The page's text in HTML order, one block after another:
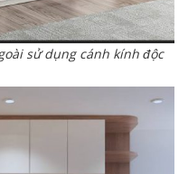
sử dụng cánh kính độc